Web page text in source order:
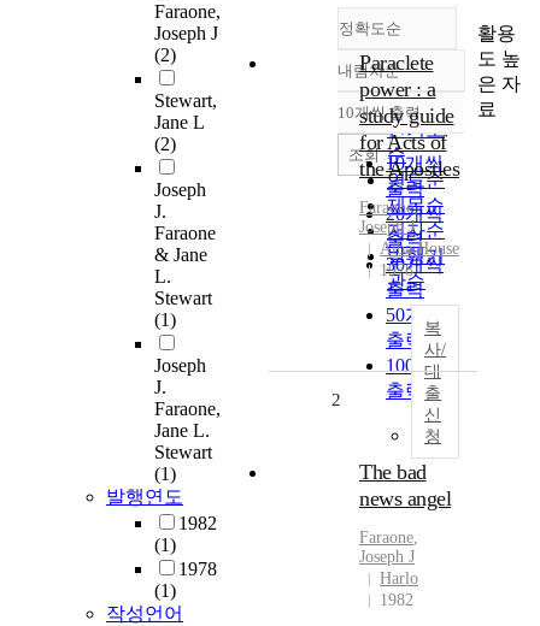
Faraone,
Joseph J
(2)
Stewart,
Jane L
(2)
Joseph
J.
Faraone
& Jane
L.
Stewart
(1)
Joseph
J.
Faraone,
Jane L.
Stewart
(1)
발행연도
1982
(1)
1978
(1)
작성언어
정확도순
정확도
순
인기도
순
연도순
제목순
저자순
발행기
관순
내림차순
내림차순
10개씩 출력
10개씩
출력
20개씩
출력
30개씩
출력
50개씩
출력
100개씩
출력
조회
Paraclete
power : a
study guide
for Acts of
the Apostles
Faraone,
JosephJ
Alba House
1978
복
사/
대
출
신
청
2
The bad
news angel
Faraone,
Joseph J
Harlo
1982
활용
도 높
은 자
료